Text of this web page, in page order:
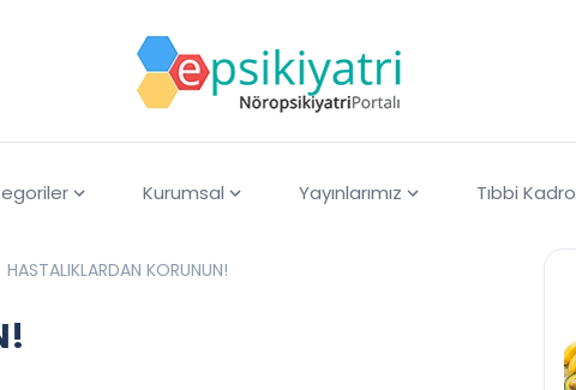
Kurumsal Yayınlarımız Tıbbi Kadro
HASTALIKLARDAN KORUNUN!